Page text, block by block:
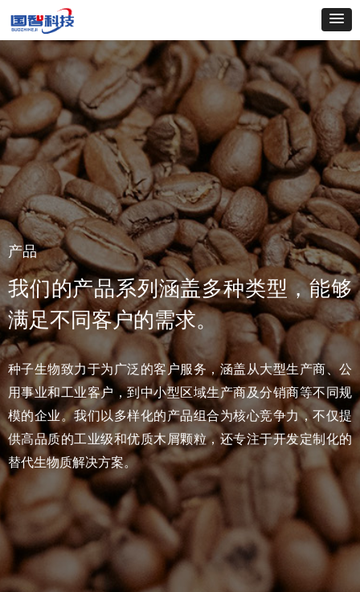
产品
我们的产品系列涵盖多种类型，能够
满足不同客户的需求。
种子生物致力于为广泛的客户服务，涵盖从大型生产商、公
用事业和工业客户，到中小型区域生产商及分销商等不同规
模的企业。我们以多样化的产品组合为核心竞争力，不仅提
供高品质的工业级和优质木屑颗粒，还专注于开发定制化的
替代生物质解决方案。